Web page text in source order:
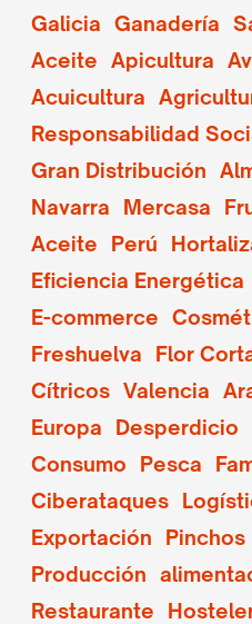
Galicia Ganadería
Aceite Apicultura
Acuicultura
Responsabilidad
Gran Distribución
Navarra
Mercasa
Aceite
Perú
Eficiencia Energética
E-commerce
Freshuelva
Flor
Cítricos Valencia
Europa
Desperdicio
Consumo
Pesca
Ciberataques
Exportación
Pinchos
Producción
Restaurante